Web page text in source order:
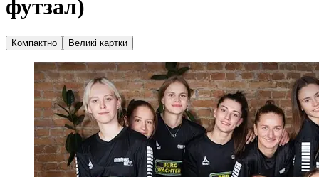
футзал)
Компактно Великі картки